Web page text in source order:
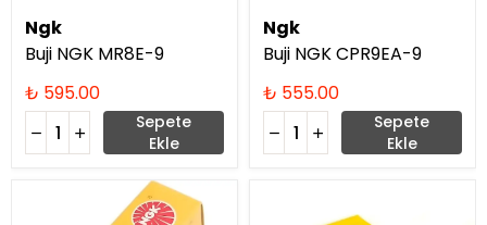
Ngk
Buji NGK MR8E-9
₺ 595.00
Sepete
Ekle
Ngk
Buji NGK CPR9EA-9
₺ 555.00
Sepete
Ekle